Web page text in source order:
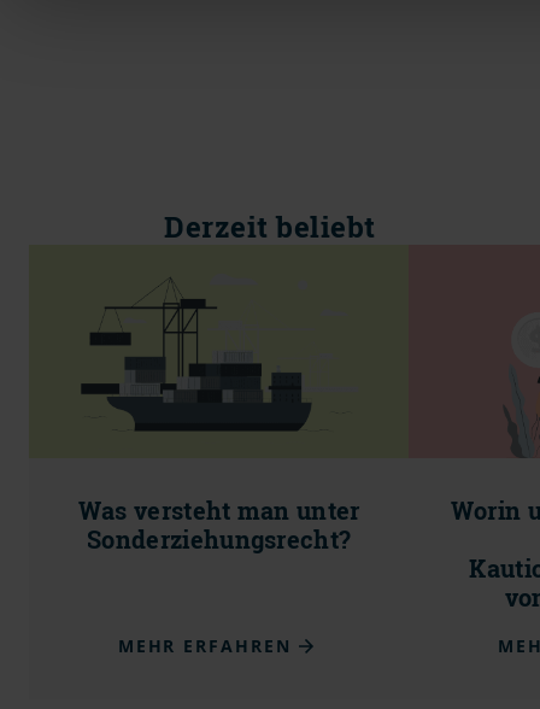
Derzeit beliebt
Was versteht man unter
Sonderziehungsrecht?
MEHR ERFAHREN
Worin